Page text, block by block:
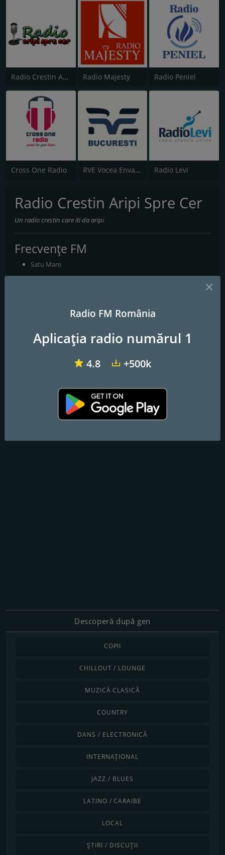
Radio Crestin Aripi Spre Cer Popular Radio Majesty Radio Peniel
Cross One Radio RVE Vocea Envangheliei Bucaresti Radio Levi
Radio Crestin Aripi Spre Cer
Un radio crestin care iti da aripi
Frecvențe FM
Satu Mare
https://www.aripisprecer.ro/
Social media
Descoperă după gen
COPII
CHILLOUT / LOUNGE
MUZICĂ CLASICĂ
COUNTRY
DANS / ELECTRONICĂ
INTERNAȚIONAL
JAZZ / BLUES
LATINO / CARAIBE
LOCAL
ȘTIRI / DISCUȚII
Radio FM România
Aplicația radio numărul 1
4.8 +500k